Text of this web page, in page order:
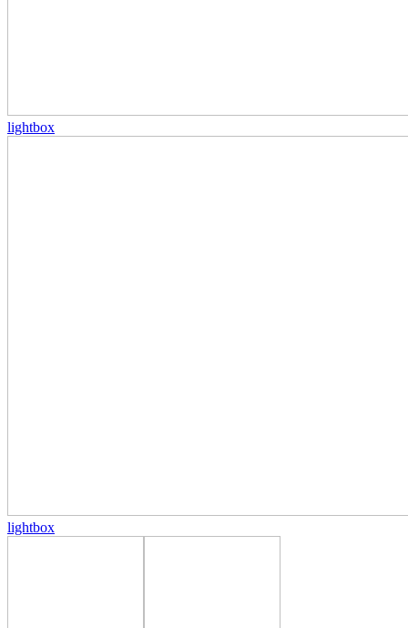
lightbox
lightbox